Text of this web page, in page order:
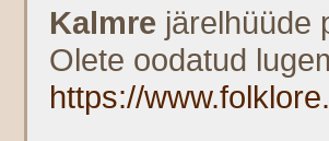
Kalmre järelhüüde
Olete oodatud
https://